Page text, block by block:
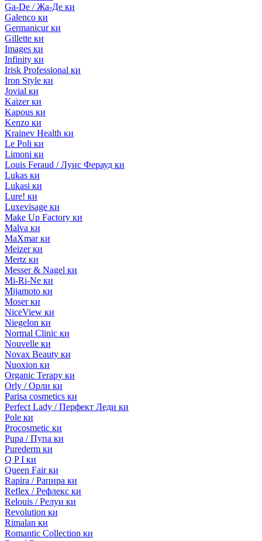
Ga-De / Жа-Де ки
Galenco ки
Germanicur ки
Gillette ки
Images ки
Infinity ки
Irisk Professional ки
Iron Style ки
Jovial ки
Kaizer ки
Kapous ки
Kenzo ки
Krainev Health ки
Le Poli ки
Limoni ки
Louis Feraud / Луис Ферауд ки
Lukas ки
Lukasi ки
Lure! ки
Luxevisage ки
Make Up Factory ки
Malva ки
MaXmar ки
Meizer ки
Mertz ки
Messer & Nagel ки
Mi-Ri-Ne ки
Mijamoto ки
Moser ки
NiceView ки
Niegelon ки
Normal Clinic ки
Nouvelle ки
Novax Beauty ки
Nuoxion ки
Organic Terapy ки
Orly / Орли ки
Parisa cosmetics ки
Perfect Lady / Перфект Леди ки
Pole ки
Procosmetic ки
Pupa / Пупа ки
Purederm ки
Q P I ки
Queen Fair ки
Rapira / Рапира ки
Reflex / Рефлекс ки
Relouis / Релуи ки
Revolution ки
Rimalan ки
Romantic Collection ки